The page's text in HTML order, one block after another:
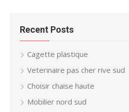
Recent Posts
Cagette plastique
Veterinaire pas cher rive sud
Choisir chaise haute
Mobilier nord sud